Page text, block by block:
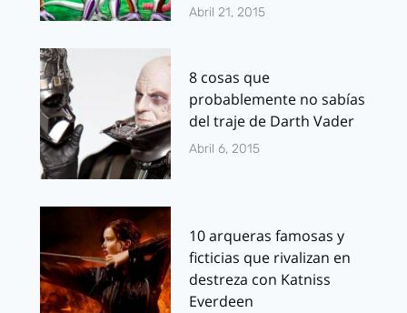
Abril 21, 2015
8 cosas que
probablemente no sabías
del traje de Darth Vader
Abril 6, 2015
10 arqueras famosas y
ficticias que rivalizan en
destreza con Katniss
Everdeen